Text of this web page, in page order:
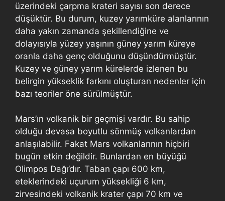
üzerindeki çarpma krateri sayısı son derece
düşüktür. Bu durum, kuzey yarımküre alanlarının
daha yakın zamanda şekillendiğine ve
dolayısıyla yüzey yaşının güney yarım küreye
oranla daha genç olduğunu düşündürmüştür.
Kuzey ve güney yarım kürelerde izlenen bu
belirgin yükseklik farkını oluşturan nedenler için
bazı teoriler öne sürülmüştür.
Mars’ın volkanik bir geçmişi vardır. Bu sahip
olduğu devasa boyutlu sönmüş volkanlardan
anlaşılabilir. Fakat Mars volkanlarının hiçbiri
bugün etkin değildir. Bunlardan en büyüğü
Olimpos Dağı’dır. Taban çapı 600 km,
eteklerindeki uçurum yüksekliği 6 km,
zirvesindeki volkanik krater çapı 70 km ve